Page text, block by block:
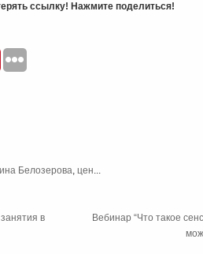
ссылку! Нажмите поделиться!
Белозерова, цен...
в
Вебинар “Что такое